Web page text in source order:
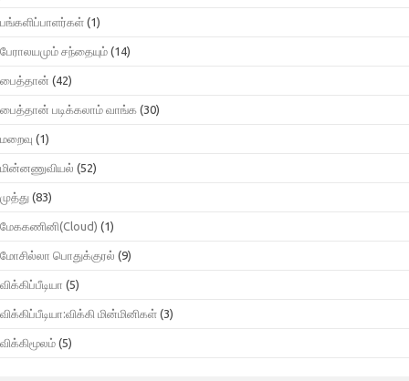
பங்களிப்பாளர்கள் (1)
பேராலயமும் சந்தையும் (14)
பைத்தான் (42)
பைத்தான் படிக்கலாம் வாங்க (30)
மறைவு (1)
மின்னணுவியல் (52)
முத்து (83)
மேககணினி(Cloud) (1)
மோசில்லா பொதுக்குரல் (9)
விக்கிப்பீடியா (5)
விக்கிப்பீடியா:விக்கி மின்மினிகள் (3)
விக்கிமூலம் (5)